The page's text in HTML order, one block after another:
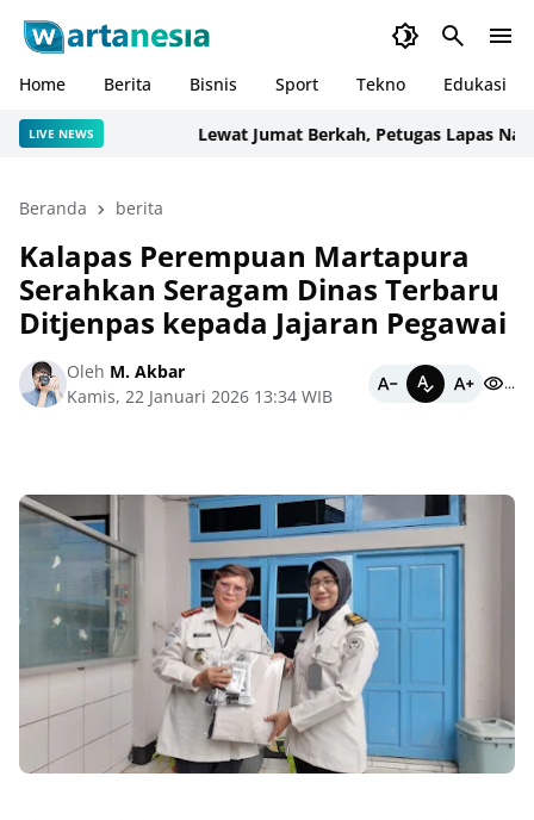
Home Berita Bisnis Sport Tekno Edukasi
LIVE NEWS Lewat Jumat Berkah, Petugas Lapas
Beranda berita
Kalapas Perempuan Martapura
Serahkan Seragam Dinas Terbaru
Ditjenpas kepada Jajaran Pegawai
Oleh M. Akbar
Kamis, 22 Januari 2026 13:34 WIB
...